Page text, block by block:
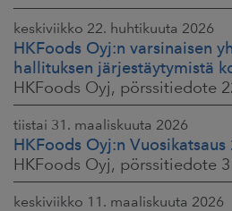
keskiviikko 22. huhtikuuta 2026
HKFoods Oyj:n varsinaisen
hallituksen järjestäytymistä
HKFoods Oyj, pörssitiedote
tiistai 31. maaliskuuta 2026
HKFoods Oyj:n
HKFoods Oyj, pörssitiedote
keskiviikko 11. maaliskuuta 2026